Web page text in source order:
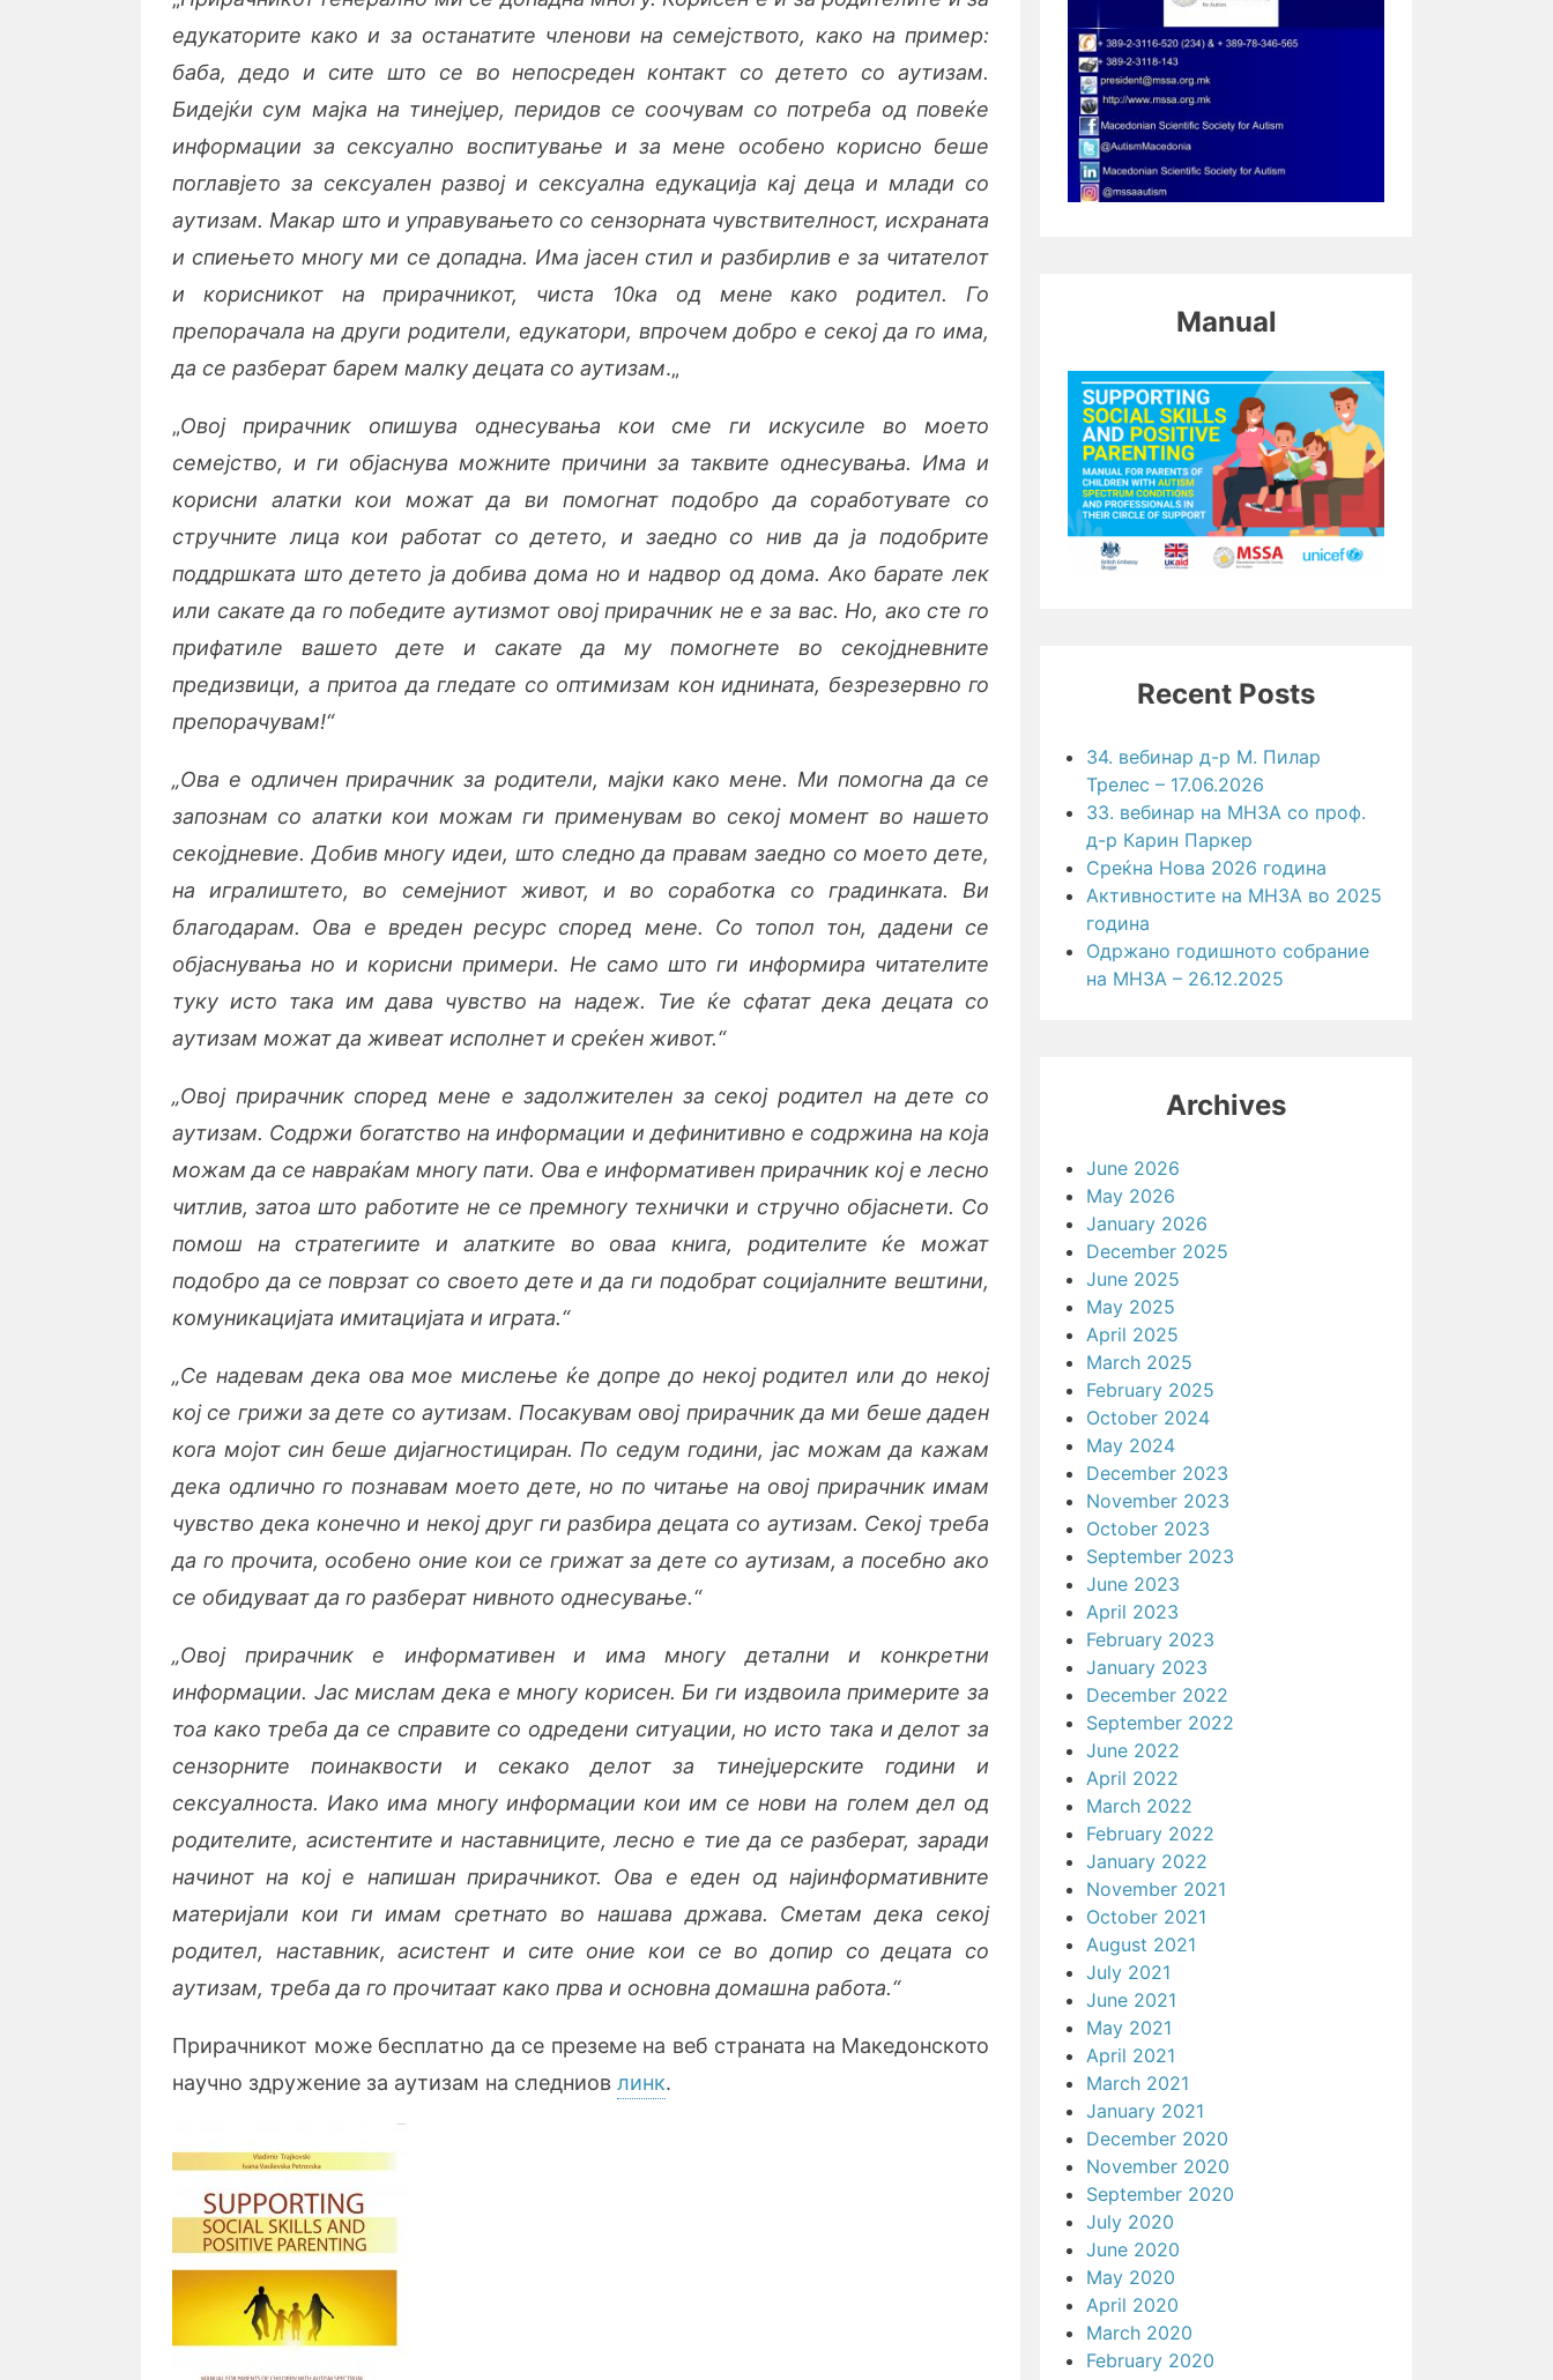
едукаторите како и за останатите членови на семејството, како на пример:
баба, дедо и сите што се во непосреден контакт со детето со аутизам.
Бидејќи сум мајка на тинејџер, перидов се соочувам со потреба од повеќе
информации за сексуално воспитување и за мене особено корисно беше
поглавјето за сексуален развој и сексуална едукација кај деца и млади со
аутизам. Макар што и управувањето со сензорната чувствителност, исхраната
и спиењето многу ми се допадна. Има јасен стил и разбирлив е за читателот
и корисникот на прирачникот, чиста 10ка од мене како родител. Го
препорачала на други родители, едукатори, впрочем добро е секој да го има,
да се разберат барем малку децата со аутизам.„
„Овој прирачник опишува однесувања кои сме ги искусиле во моето
семејство, и ги објаснува можните причини за таквите однесувања. Има и
корисни алатки кои можат да ви помогнат подобро да соработувате со
стручните лица кои работат со детето, и заедно со нив да ја подобрите
поддршката што детето ја добива дома но и надвор од дома. Ако барате лек
или сакате да го победите аутизмот овој прирачник не е за вас. Но, ако сте го
прифатиле вашето дете и сакате да му помогнете во секојдневните
предизвици, а притоа да гледате со оптимизам кон иднината, безрезервно го
препорачувам!“
„Ова е одличен прирачник за родители, мајки како мене. Ми помогна да се
запознам со алатки кои можам ги применувам во секој момент во нашето
секојдневие. Добив многу идеи, што следно да правам заедно со моето дете,
на игралиштето, во семејниот живот, и во соработка со градинката. Ви
благодарам. Ова е вреден ресурс според мене. Со топол тон, дадени се
објаснувања но и корисни примери. Не само што ги информира читателите
туку исто така им дава чувство на надеж. Тие ќе сфатат дека децата со
аутизам можат да живеат исполнет и среќен живот.“
„Овој прирачник според мене е задолжителен за секој родител на дете со
аутизам. Содржи богатство на информации и дефинитивно е содржина на која
можам да се навраќам многу пати. Ова е информативен прирачник кој е лесно
читлив, затоа што работите не се премногу технички и стручно објаснети. Со
помош на стратегиите и алатките во оваа книга, родителите ќе можат
подобро да се поврзат со своето дете и да ги подобрат социјалните вештини,
комуникацијата имитацијата и играта.“
„Се надевам дека ова мое мислење ќе допре до некој родител или до некој
кој се грижи за дете со аутизам. Посакувам овој прирачник да ми беше даден
кога мојот син беше дијагностициран. По седум години, јас можам да кажам
дека одлично го познавам моето дете, но по читање на овој прирачник имам
чувство дека конечно и некој друг ги разбира децата со аутизам. Секој треба
да го прочита, особено оние кои се грижат за дете со аутизам, а посебно ако
се обидуваат да го разберат нивното однесување.“
„Овој прирачник е информативен и има многу детални и конкретни
информации. Јас мислам дека е многу корисен. Би ги издвоила примерите за
тоа како треба да се справите со одредени ситуации, но исто така и делот за
сензорните поинаквости и секако делот за тинејџерските години и
сексуалноста. Иако има многу информации кои им се нови на голем дел од
родителите, асистентите и наставниците, лесно е тие да се разберат, заради
начинот на кој е напишан прирачникот. Ова е еден од најинформативните
материјали кои ги имам сретнато во нашава држава. Сметам дека секој
родител, наставник, асистент и сите оние кои се во допир со децата со
аутизам, треба да го прочитаат како прва и основна домашна работа.“
Прирачникот може бесплатно да се преземе на веб страната на Македонското
научно здружение за аутизам на следниов линк.
Manual
Recent Posts
34. вебинар д-р М. Пилар
Трелес – 17.06.2026
33. вебинар на МНЗА со проф.
д-р Карин Паркер
Среќна Нова 2026 година
Активностите на МНЗА во 2025
година
Одржано годишното собрание
на МНЗА – 26.12.2025
Archives
June 2026
May 2026
January 2026
December 2025
June 2025
May 2025
April 2025
March 2025
February 2025
October 2024
May 2024
December 2023
November 2023
October 2023
September 2023
June 2023
April 2023
February 2023
January 2023
December 2022
September 2022
June 2022
April 2022
March 2022
February 2022
January 2022
November 2021
October 2021
August 2021
July 2021
June 2021
May 2021
April 2021
March 2021
January 2021
December 2020
November 2020
September 2020
July 2020
June 2020
May 2020
April 2020
March 2020
February 2020